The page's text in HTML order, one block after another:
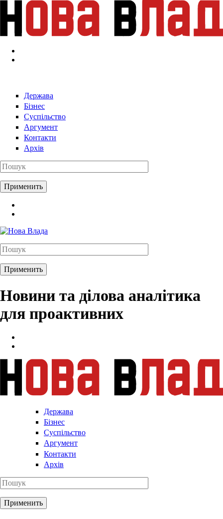
Перейти к основному содержанию
Держава
Бізнес
Суспільство
Аргумент
Контакти
Архів
Новини та ділова аналітика
для проактивних
Держава
Бізнес
Суспільство
Аргумент
Контакти
Архів